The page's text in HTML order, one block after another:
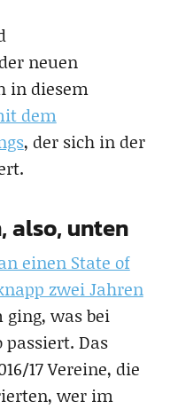
neuen
in diesem
dem
, der sich in der
also, unten
einen State of
zwei Jahren
was bei
Das
17 Vereine, die
wer im